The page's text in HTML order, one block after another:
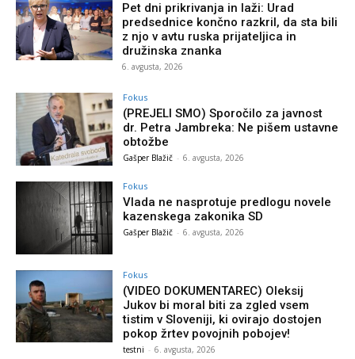
Pet dni prikrivanja in laži: Urad
predsednice končno razkril, da sta bili
z njo v avtu ruska prijateljica in
družinska znanka
6. avgusta, 2026
Fokus
(PREJELI SMO) Sporočilo za javnost
dr. Petra Jambreka: Ne pišem ustavne
obtožbe
Gašper Blažič - 6. avgusta, 2026
Fokus
Vlada ne nasprotuje predlogu novele
kazenskega zakonika SD
Gašper Blažič - 6. avgusta, 2026
Fokus
(VIDEO DOKUMENTAREC) Oleksij
Jukov bi moral biti za zgled vsem
tistim v Sloveniji, ki ovirajo dostojen
pokop žrtev povojnih pobojev!
testni - 6. avgusta, 2026